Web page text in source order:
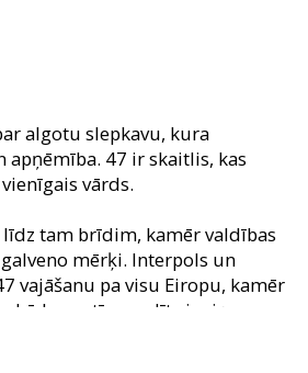
algotu slepkavu, kura
47 ir skaitlis, kas
vārds.
tam brīdim, kamēr valdības
mērķi. Interpols un
vajāšanu pa visu Eiropu, kamēr
kādu motīvu vadīts ir viņu
no brīža, kad viņš sastop